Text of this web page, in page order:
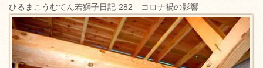
ひるまこうむてん若獅子日記-282 コロナ禍の影響